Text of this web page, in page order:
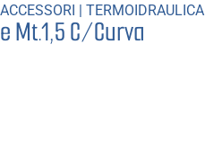
| TERMOIDRAULICA
Mt.1,5 C/Curva